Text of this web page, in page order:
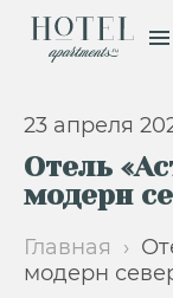
23 апреля
Отель
модерн
Главная ›
модерн